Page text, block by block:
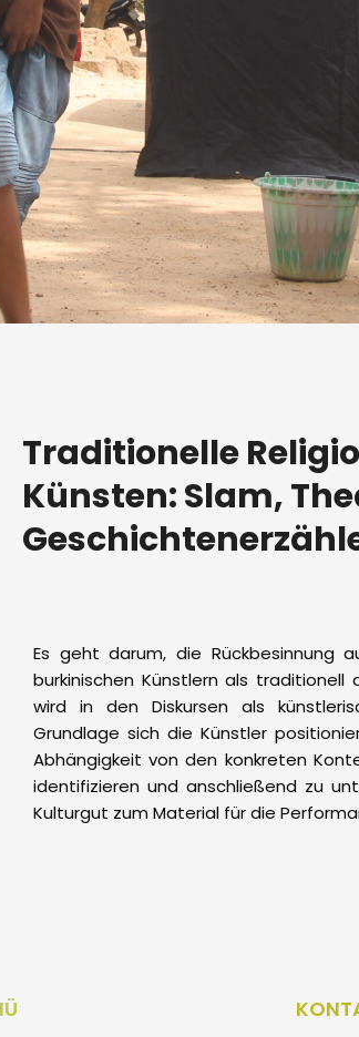
Traditionelle
Künsten: Slam,
Es geht darum, die Rückbesinnung
burkinischen Künstlern als traditionell
wird in den Diskursen als
Grundlage sich die Künstler
Abhängigkeit von den konkreten
identifizieren und anschließend zu
Kulturgut zum Material für die